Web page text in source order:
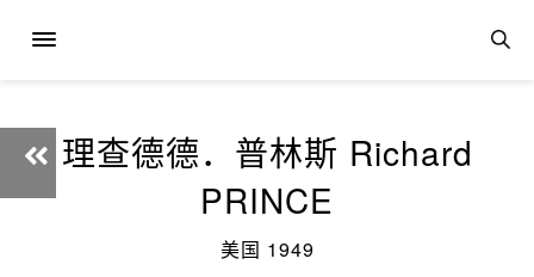
理查德德．普林斯 Richard
PRINCE
美国 1949